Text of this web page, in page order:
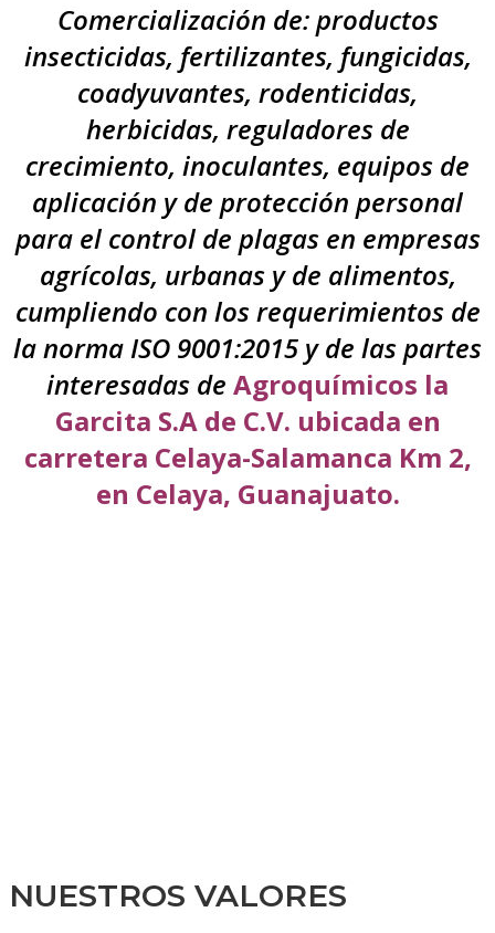
Comercialización de: productos
insecticidas, fertilizantes, fungicidas,
coadyuvantes, rodenticidas,
herbicidas, reguladores de
crecimiento, inoculantes, equipos de
aplicación y de protección personal
para el control de plagas en empresas
agrícolas, urbanas y de alimentos,
cumpliendo con los requerimientos de
la norma ISO 9001:2015 y de las partes
interesadas de Agroquímicos la
Garcita S.A de C.V. ubicada en
carretera Celaya-Salamanca Km 2,
en Celaya, Guanajuato.
NUESTROS VALORES